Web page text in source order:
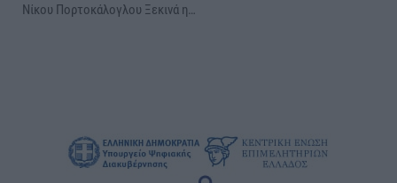
Νίκου Πορτοκάλογλου Ξεκινά η…